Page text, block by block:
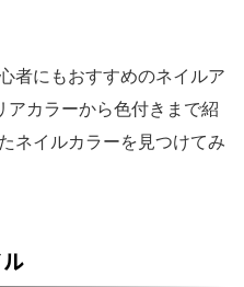
者にもおすすめのネイルア
カラーから色付きまで紹
ネイルカラーを見つけてみ